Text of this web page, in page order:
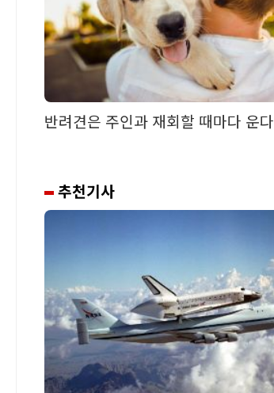
반려견은 주인과 재회할 때마다 운다
추천기사